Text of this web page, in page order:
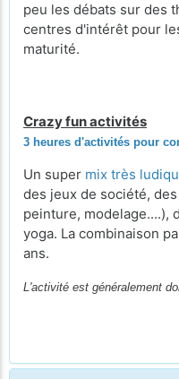
peu les débats sur des
centres d'intérêt pour
maturité.
Crazy fun activités
3 heures d'activités pour
Un super mix très
des jeux de société,
peinture, modelage....),
yoga. La combinaison
ans.
L'activité est généralement